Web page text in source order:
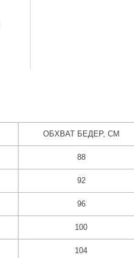
ОБХВАТ БЕДЕР, СМ
88
92
96
100
104